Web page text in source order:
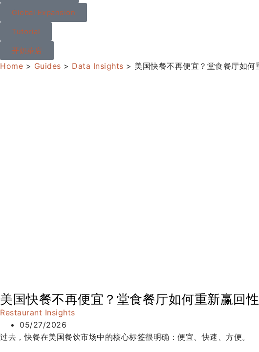
Global Expansion
Tutorial
开奶茶店
Home > Guides > Data Insights > 美国快餐不再便宜？堂食餐厅如何
美国快餐不再便宜？堂食餐厅如何重新赢回
Restaurant Insights
05/27/2026
过去，快餐在美国餐饮市场中的核心标签很明确：便宜、快速、方便。